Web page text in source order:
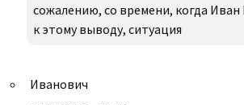
сожалению, со времени, когда
к этому выводу, ситуация
Иванович